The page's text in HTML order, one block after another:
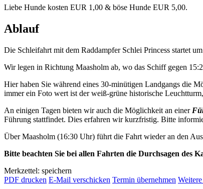
Liebe Hunde kosten EUR 1,00 & böse Hunde EUR 5,00.
Ablauf
Die Schleifahrt mit dem Raddampfer Schlei Princess startet
Wir legen in Richtung Maasholm ab, wo das Schiff gegen
Hier haben Sie während eines 30-minütigen Landgangs die
immer ein Foto wert ist der weiß-grüne historische
An einigen Tagen bieten wir auch die Möglichkeit an einer
Führung stattfindet. Dies erfahren wir kurzfristig. Bitte
Über Maasholm (16:30 Uhr) führt die Fahrt wieder an den
Bitte beachten Sie bei allen Fahrten die Durchsagen des
Merkzettel: speichern
PDF drucken E-Mail verschicken Termin übernehmen